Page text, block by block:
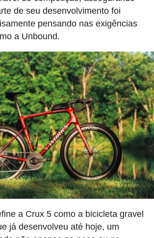
de seu desenvolvimento foi
pensando nas exigências
a Unbound.
a Crux 5 como a bicicleta gravel
já desenvolveu até hoje, um